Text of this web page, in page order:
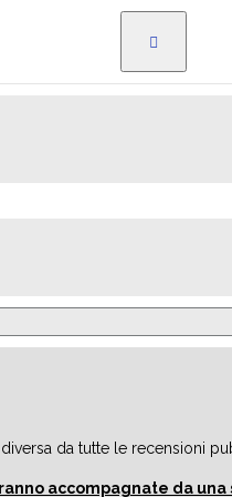
da tutte le recensioni
accompagnate da